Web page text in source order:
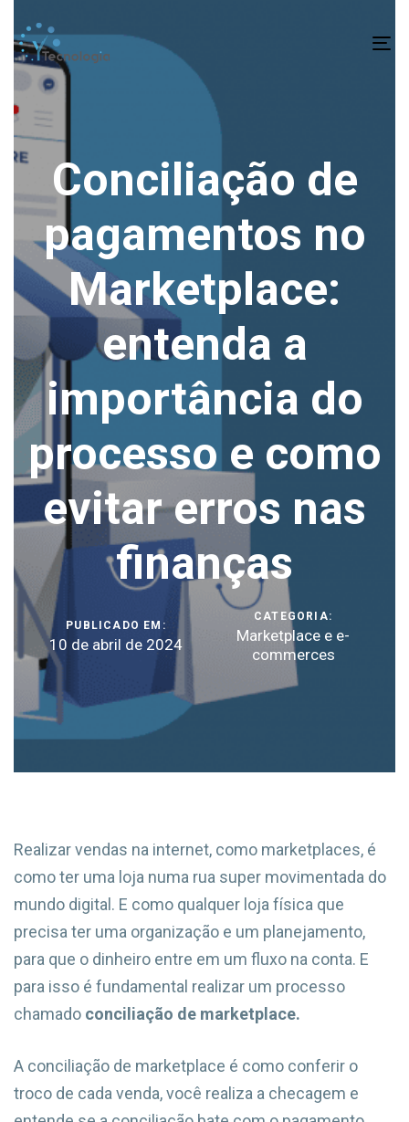
Conciliação de
pagamentos no
Marketplace:
entenda a
importância do
processo e como
evitar erros nas
finanças
PUBLICADO EM:
10 de abril de 2024
CATEGORIA:
Marketplace e e-
commerces
Realizar vendas na internet, como marketplaces, é
como ter uma loja numa rua super movimentada do
mundo digital. E como qualquer loja física que
precisa ter uma organização e um planejamento,
para que o dinheiro entre em um fluxo na conta. E
para isso é fundamental realizar um processo
chamado conciliação de marketplace.
A conciliação de marketplace é como conferir o
troco de cada venda, você realiza a checagem e